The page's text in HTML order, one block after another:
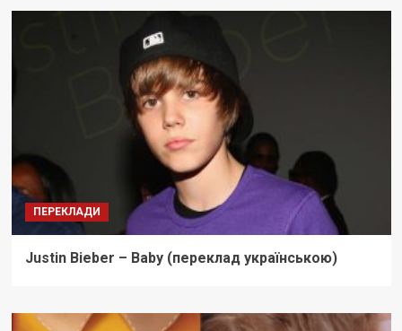
ПЕРЕКЛАДИ
Justin Bieber – Baby (переклад українською)